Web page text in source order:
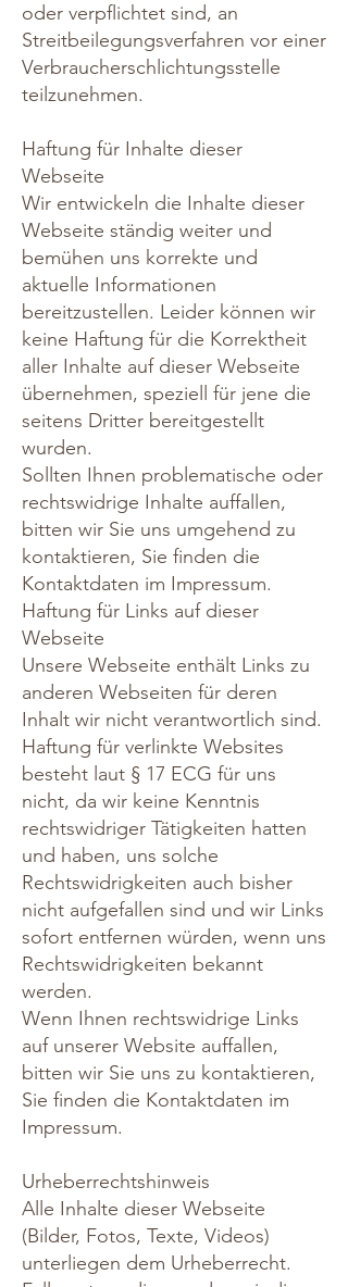
oder verpflichtet sind, an
Streitbeilegungsverfahren vor einer
Verbraucherschlichtungsstelle
teilzunehmen.
Haftung für Inhalte dieser
Webseite
Wir entwickeln die Inhalte dieser
Webseite ständig weiter und
bemühen uns korrekte und
aktuelle Informationen
bereitzustellen. Leider können wir
keine Haftung für die Korrektheit
aller Inhalte auf dieser Webseite
übernehmen, speziell für jene die
seitens Dritter bereitgestellt
wurden.
Sollten Ihnen problematische oder
rechtswidrige Inhalte auffallen,
bitten wir Sie uns umgehend zu
kontaktieren, Sie finden die
Kontaktdaten im Impressum.
Haftung für Links auf dieser
Webseite
Unsere Webseite enthält Links zu
anderen Webseiten für deren
Inhalt wir nicht verantwortlich sind.
Haftung für verlinkte Websites
besteht laut § 17 ECG für uns
nicht, da wir keine Kenntnis
rechtswidriger Tätigkeiten hatten
und haben, uns solche
Rechtswidrigkeiten auch bisher
nicht aufgefallen sind und wir Links
sofort entfernen würden, wenn uns
Rechtswidrigkeiten bekannt
werden.
Wenn Ihnen rechtswidrige Links
auf unserer Website auffallen,
bitten wir Sie uns zu kontaktieren,
Sie finden die Kontaktdaten im
Impressum.
Urheberrechtshinweis
Alle Inhalte dieser Webseite
(Bilder, Fotos, Texte, Videos)
unterliegen dem Urheberrecht.